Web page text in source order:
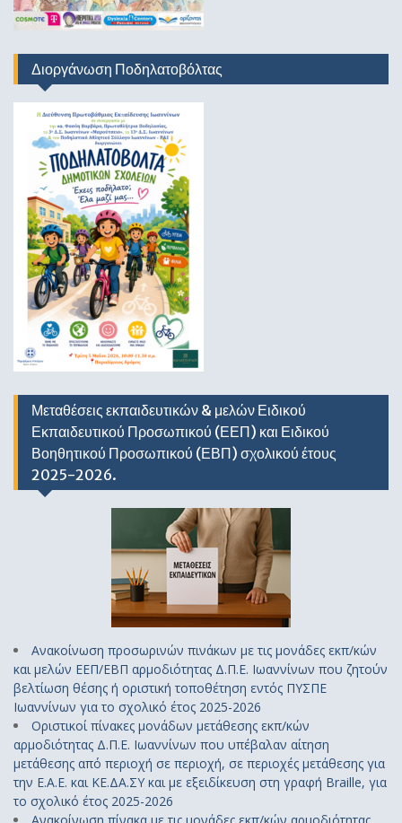
Διοργάνωση Ποδηλατοβόλτας
Μεταθέσεις εκπαιδευτικών & μελών Ειδικού
Εκπαιδευτικού Προσωπικού (ΕΕΠ) και Ειδικού
Βοηθητικού Προσωπικού (ΕΒΠ) σχολικού έτους
2025-2026.
Ανακοίνωση προσωρινών πινάκων με τις μονάδες εκπ/κών
και μελών ΕΕΠ/ΕΒΠ αρμοδιότητας Δ.Π.Ε. Ιωαννίνων που ζητούν
βελτίωση θέσης ή οριστική τοποθέτηση εντός ΠΥΣΠΕ
Ιωαννίνων για το σχολικό έτος 2025-2026
Οριστικοί πίνακες μονάδων μετάθεσης εκπ/κών
αρμοδιότητας Δ.Π.Ε. Ιωαννίνων που υπέβαλαν αίτηση
μετάθεσης από περιοχή σε περιοχή, σε περιοχές μετάθεσης για
την Ε.Α.Ε. και ΚΕ.ΔΑ.ΣΥ και με εξειδίκευση στη γραφή Braille, για
το σχολικό έτος 2025-2026